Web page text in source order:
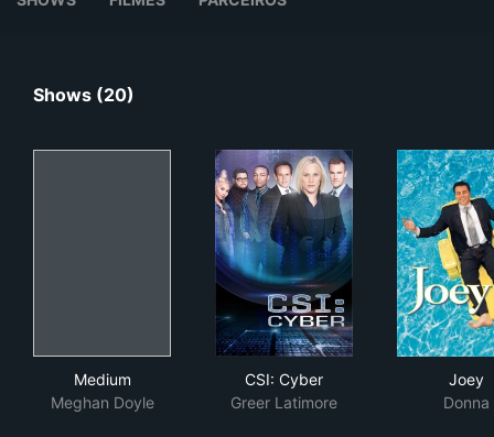
Shows (20)
Medium
Meghan Doyle
CSI: Cyber
Greer Latimore
Joey
Donna